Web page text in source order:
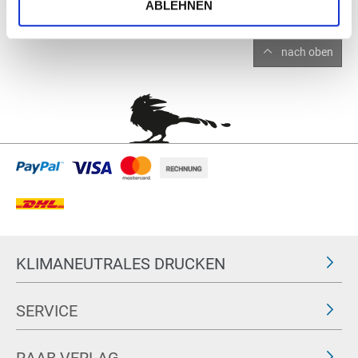
ABLEHNEN
nach oben
KLIMANEUTRALES DRUCKEN
SERVICE